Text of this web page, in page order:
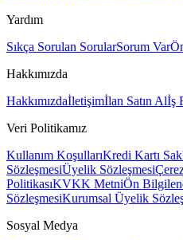
Yardım
Sıkça Sorulan SorularSorum Var
Hakkımızda
Hakkımızdaİletişimİlan Satın Alİş
Veri Politikamız
Kullanım KoşullarıKredi Kartı
SözleşmesiÜyelik Sözleşmesi
PolitikasıKVKK MetniÖn
SözleşmesiKurumsal Üyelik
Sosyal Medya